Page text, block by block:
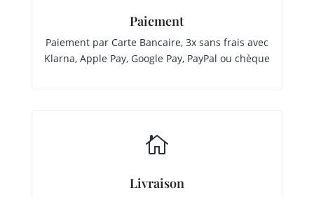
Paiement
Paiement par Carte Bancaire, 3x sans frais avec
Klarna, Apple Pay, Google Pay, PayPal ou chèque

Livraison